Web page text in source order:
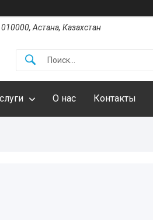
Астана, Казахстан
О нас Контакты